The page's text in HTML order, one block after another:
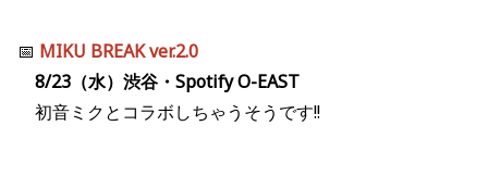
📅 MIKU BREAK ver.2.0
8/23（水）渋谷・Spotify O-EAST
初音ミクとコラボしちゃうそうです!!